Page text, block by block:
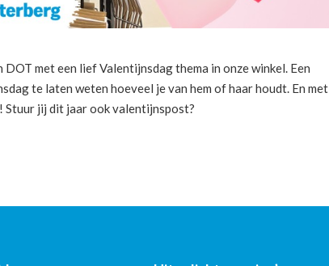
met een lief Valentijnsdag thema in onze winkel. Een
te laten weten hoeveel je van hem of haar houdt. En met
Stuur jij dit jaar ook valentijnspost?